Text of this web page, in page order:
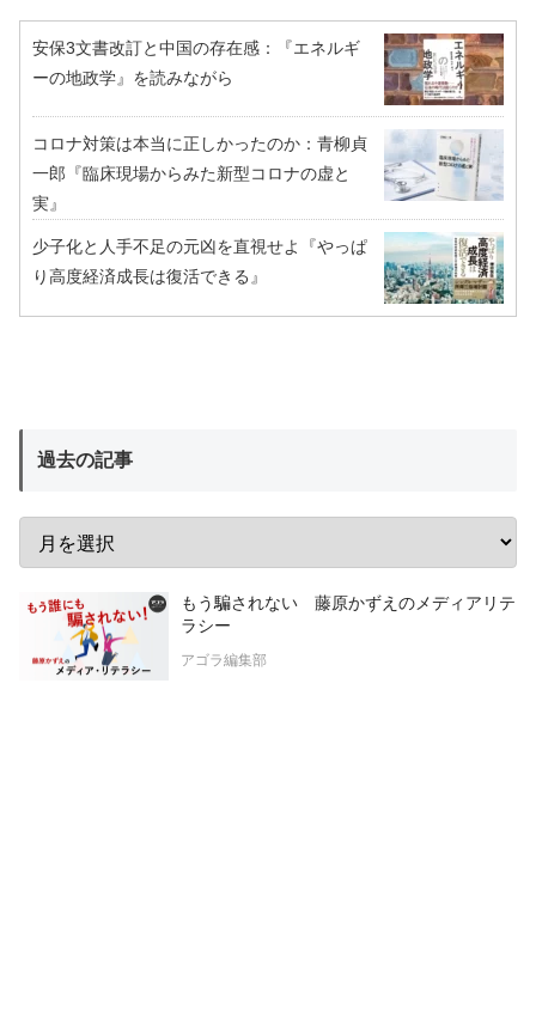
安保3文書改訂と中国の存在感：『エネルギ
ーの地政学』を読みながら
コロナ対策は本当に正しかったのか：青柳貞
一郎『臨床現場からみた新型コロナの虚と
実』
少子化と人手不足の元凶を直視せよ『やっぱ
り高度経済成長は復活できる』
過去の記事
もう騙されない 藤原かずえのメディアリテ
ラシー
アゴラ編集部